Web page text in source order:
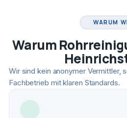
WARUM
Warum
Wir sind kein anonymer Vermittler,
Fachbetrieb mit klaren Standards.